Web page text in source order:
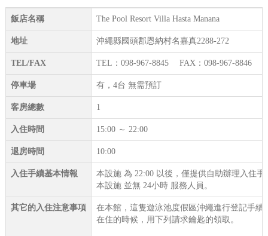
飯店名稱 The Pool Resort Villa Hasta Manana
地址 沖繩縣國頭郡恩納村名嘉真2288-272
TEL/FAX TEL：098-967-8845 FAX：098-967-8846
停車場 有，4台 無需預訂
客房總數 1
入住時間 15:00 ～ 22:00
退房時間 10:00
入住手續基本情報
本設施 為 22:00 以後，僅提供自助辦理入住手
本設施 並無 24小時 服務人員。
其它的入住注意事項
在本館，這隻遊泳池度假區沖繩進行登記手續
在住的時候，用下列請求鑰匙的領取。